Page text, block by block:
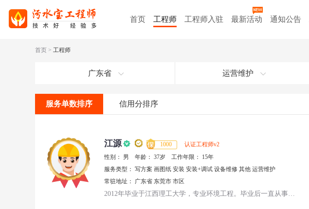
首页 工程师 工程师入驻 最新活动 通知公告
首页 > 工程师
广东省 运营维护
服务单数排序 信用分排序
江源 1000 认证工程师v2
性别：
男 年龄： 37岁 工作年限：
15年
服务类型： 写方案 画图纸 安装 安装+调试 设备维修 其他 运营维护
常驻地址：
广东省 东莞市 市区
2012年毕业于江西理工大学，专业环境工程。毕业后一直从事污水处理工作，对水处理方案设计、施工图及效果图绘制、项目现场的管理熟练！